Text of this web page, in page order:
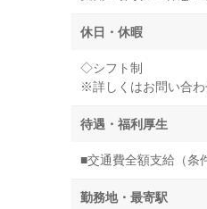
休日・休暇
◇シフト制
※詳しくはお問い合わ
待遇・福利厚生
■交通費全額支給（条
勤務地・最寄駅